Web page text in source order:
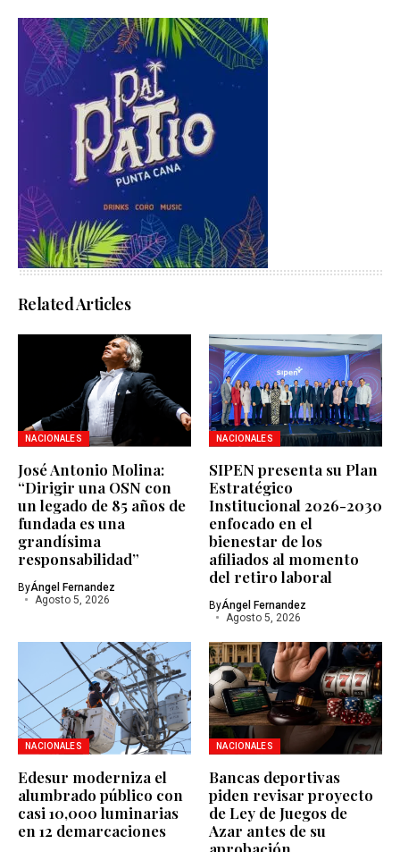
Related Articles
NACIONALES
José Antonio Molina:
“Dirigir una OSN con
un legado de 85 años de
fundada es una
grandísima
responsabilidad”
ByÁngel Fernandez
Agosto 5, 2026
NACIONALES
SIPEN presenta su Plan
Estratégico
Institucional 2026-2030
enfocado en el
bienestar de los
afiliados al momento
del retiro laboral
ByÁngel Fernandez
Agosto 5, 2026
NACIONALES
Edesur moderniza el
alumbrado público con
casi 10,000 luminarias
en 12 demarcaciones
NACIONALES
Bancas deportivas
piden revisar proyecto
de Ley de Juegos de
Azar antes de su